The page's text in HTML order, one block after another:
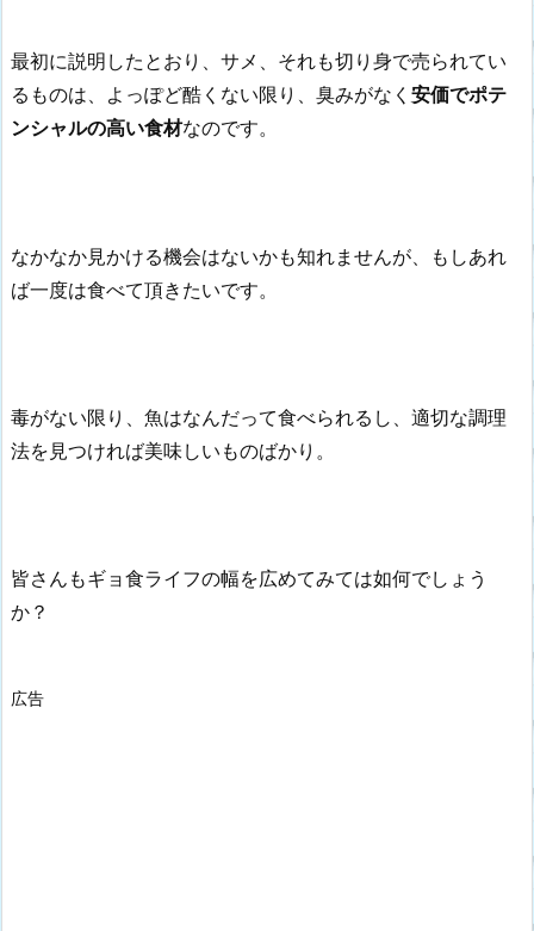
最初に説明したとおり、サメ、それも切り身で売られてい
るものは、よっぽど酷くない限り、臭みがなく 安価でポテ
ンシャルの高い食材なのです。
なかなか見かける機会はないかも知れませんが、もしあれ
ば一度は食べて頂きたいです。
毒がない限り、魚はなんだって食べられるし、適切な調理
法を見つければ美味しいものばかり。
皆さんもギョ食ライフの幅を広めてみては如何でしょう
か？
広告